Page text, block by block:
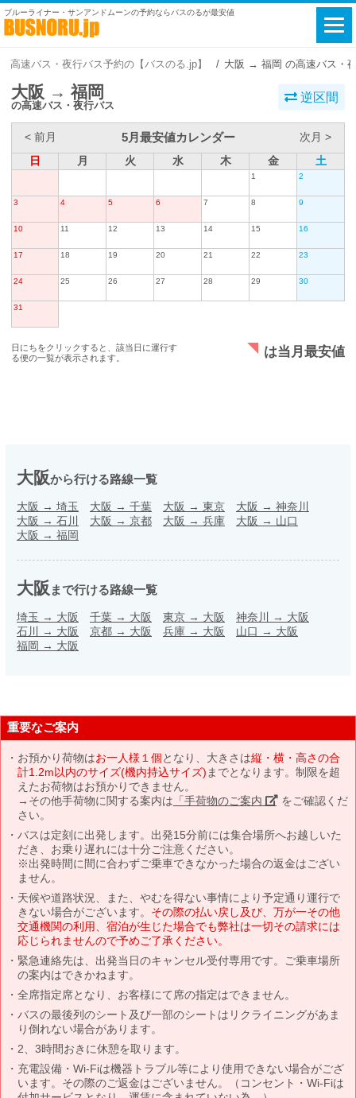
ブルーライナー・サンアンドムーンの予約ならバスのるが最安値
高速バス・夜行バス予約の【バスのる.jp】 大阪 → 福岡 の高速バス・
大阪 → 福岡
の高速バス・夜行バス
逆区間
< 前月 5月最安値カレンダー
次月 >
日
月 火 水 木 金 土
1 2
3 4 5 6 7 8 9
10 11 12 13 14 15 16
17 18 19 20 21 22 23
24 25 26 27 28 29 30
31
日にちをクリックすると、該当日に運行す
る便の一覧が表示されます。
は当月最安値
大阪から行ける路線一覧
大阪 → 埼玉 大阪 → 千葉 大阪 → 東京 大阪 → 神奈川
大阪 → 石川 大阪 → 京都 大阪 → 兵庫 大阪 → 山口
大阪 → 福岡
大阪 まで行ける路線一覧
埼玉 → 大阪 千葉 → 大阪 東京 → 大阪 神奈川 → 大阪
石川 → 大阪 京都 → 大阪 兵庫 → 大阪 山口 → 大阪
福岡 → 大阪
重要なご案内
お預かり荷物はお一人様１個となり、大きさは縦・横・高さの合
計1.2m以内のサイズ(機内持込サイズ) までとなります。制限を超
えたお荷物はお預かりできません。
→その他手荷物に関する案内は 「手荷物のご案内」 をご確認くだ
さい。
バスは定刻に出発します。出発15分前には集合場所へお越しいた
だき、お乗り遅れには十分ご注意ください。
※出発時間に間に合わずご乗車できなかった場合の返金はござい
ません。
天候や道路状況、また、やむを得ない事情により予定通り運行で
きない場合がございます。 その際の払い戻し及び、万が一その他
交通機関の利用、宿泊が生じた場合でも弊社は一切その請求には
応じられませんので予めご了承ください。
緊急連絡先は、出発当日のキャンセル受付専用です。ご乗車場所
の案内はできかねます。
全席指定席となり、お客様にて席の指定はできません。
バスの最後列のシート及び一部のシートはリクライニングがあま
り倒れない場合があります。
2、3時間おきに休憩を取ります。
充電設備・Wi-Fiは機器トラブル等により使用できない場合がござ
います。その際のご返金はございません。（コンセント・Wi-Fiは